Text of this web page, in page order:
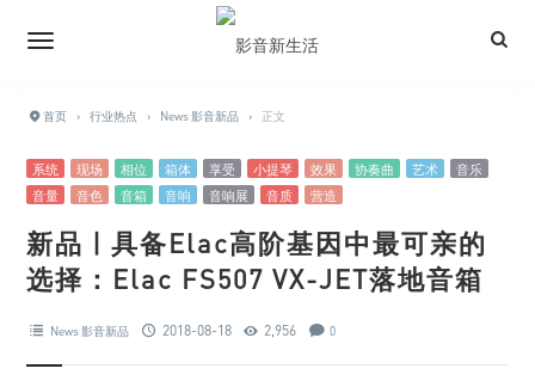
首页 › 行业热点 › News 影音新品 › 正文
系统 现场 相位 箱体 享受 小提琴 效果 协奏曲 艺术
音乐
音量
音色 音箱 音响 音响展 音质 营造
新品 | 具备Elac高阶基因中最可亲的
选择：Elac FS507 VX-JET落地音箱
News 影音新品 2018-08-18 2,956 0